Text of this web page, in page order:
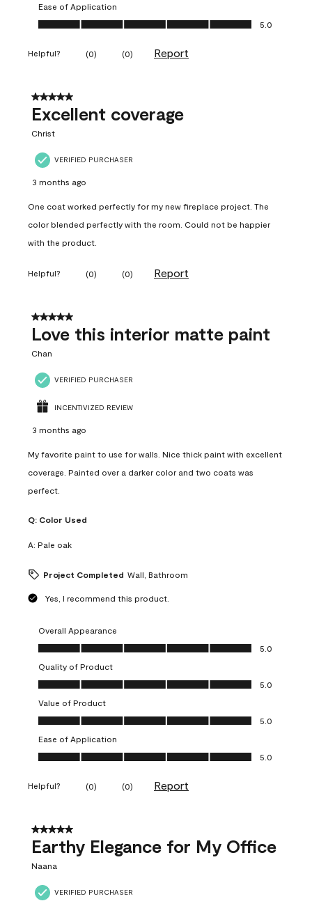
Ease of Application
Ease of Application, 5.0 out of 5
5.0
Helpful? (0) (0) Report
5 out of 5 stars.
Excellent coverage
Christ
VERIFIED PURCHASER
3 months ago
One coat worked perfectly for my new fireplace project. The
color blended perfectly with the room. Could not be happier
with the product.
Helpful? (0) (0) Report
5 out of 5 stars.
Love this interior matte paint
Chan
VERIFIED PURCHASER
INCENTIVIZED REVIEW
3 months ago
My favorite paint to use for walls. Nice thick paint with excellent
coverage. Painted over a darker color and two coats was
perfect.
Q: Color Used
A: Pale oak
Project Completed Wall, Bathroom
Yes, I recommend this product.
Overall Appearance
Overall Appearance, 5.0 out of 5
5.0
Quality of Product
Quality of Product, 5.0 out of 5
5.0
Value of Product
Value of Product, 5.0 out of 5
5.0
Ease of Application
Ease of Application, 5.0 out of 5
5.0
Helpful? (0) (0) Report
5 out of 5 stars.
Earthy Elegance for My Office
Naana
VERIFIED PURCHASER